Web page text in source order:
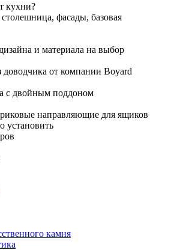
кухни?
фасады, базовая
и материала на выбор
от компании Boyard
с двойным поддоном
направляющие для ящиков
установить
камня